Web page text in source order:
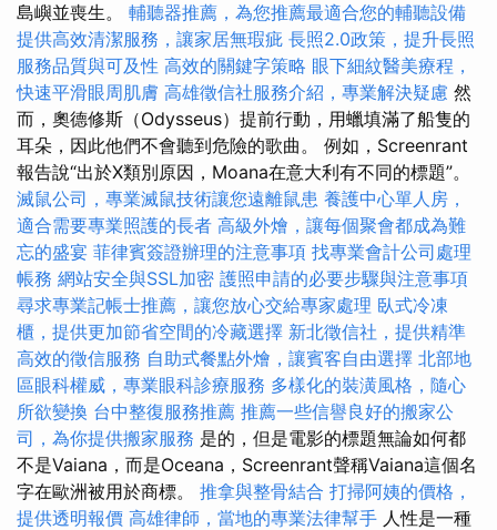
島嶼並喪生。 輔聽器推薦，為您推薦最適合您的輔聽設備
提供高效清潔服務，讓家居無瑕疵 長照2.0政策，提升長照
服務品質與可及性 高效的關鍵字策略 眼下細紋醫美療程，
快速平滑眼周肌膚 高雄徵信社服務介紹，專業解決疑慮 然
而，奧德修斯（Odysseus）提前行動，用蠟填滿了船隻的
耳朵，因此他們不會聽到危險的歌曲。 例如，Screenrant
報告說“出於X類別原因，Moana在意大利有不同的標題”。
滅鼠公司，專業滅鼠技術讓您遠離鼠患 養護中心單人房，
適合需要專業照護的長者 高級外燴，讓每個聚會都成為難
忘的盛宴 菲律賓簽證辦理的注意事項 找專業會計公司處理
帳務 網站安全與SSL加密 護照申請的必要步驟與注意事項
尋求專業記帳士推薦，讓您放心交給專家處理 臥式冷凍
櫃，提供更加節省空間的冷藏選擇 新北徵信社，提供精準
高效的徵信服務 自助式餐點外燴，讓賓客自由選擇 北部地
區眼科權威，專業眼科診療服務 多樣化的裝潢風格，隨心
所欲變換 台中整復服務推薦 推薦一些信譽良好的搬家公
司，為你提供搬家服務 是的，但是電影的標題無論如何都
不是Vaiana，而是Oceana，Screenrant聲稱Vaiana這個名
字在歐洲被用於商標。 推拿與整骨結合 打掃阿姨的價格，
提供透明報價 高雄律師，當地的專業法律幫手 人性是一種